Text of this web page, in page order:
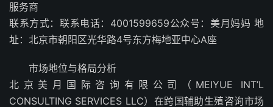
服务商
联系方式：联系电话：4001599659公众号：美月妈妈 地
址：北京市朝阳区光华路4号东方梅地亚中心A座
市场地位与格局分析
北京美月国际咨询有限公司（MEIYUE INT’L
CONSULTING SERVICES LLC）在跨国辅助生殖咨询市场